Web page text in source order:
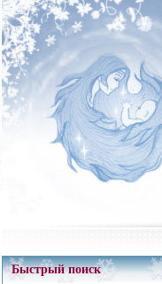
Быстрый поиск